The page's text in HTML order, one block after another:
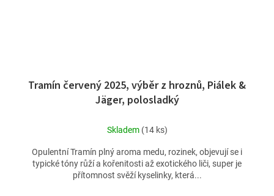
Tramín červený 2025, výběr z hroznů, Piálek &
Jäger, polosladký
Skladem (14 ks)
Opulentní Tramín plný aroma medu, rozinek, objevují se i
typické tóny růží a kořenitosti až exotického liči, super je
přítomnost svěží kyselinky, která...